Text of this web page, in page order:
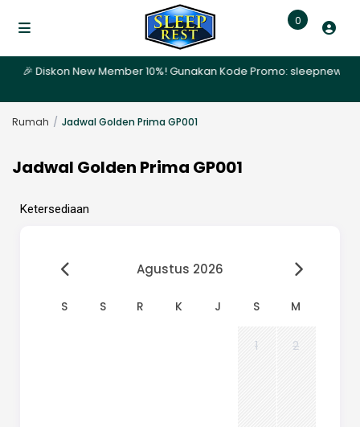
Diskon New Member 10%! Gunakan Kode Promo: sleepnew
0
Rumah Jadwal Golden Prima GP001
Jadwal Golden Prima GP001
Ketersediaan
Agustus 2026
S S R K J S M
1 2